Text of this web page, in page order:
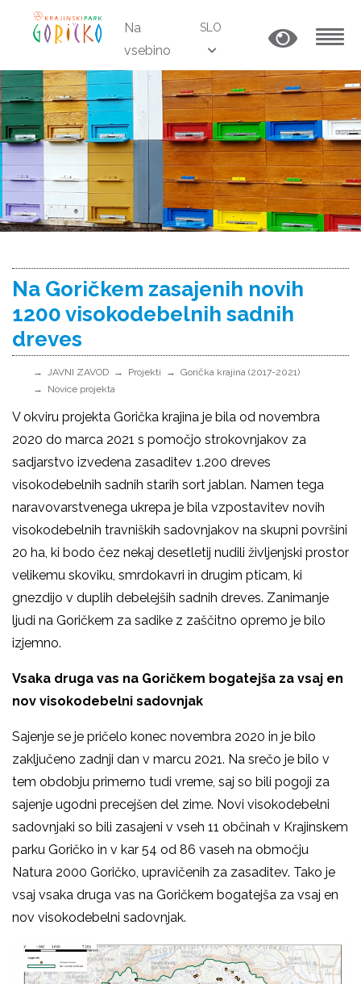
Na
vsebino
SLO
Na Goričkem zasajenih novih
1200 visokodebelnih sadnih
dreves
JAVNI ZAVOD Projekti
Gorička krajina (2017-2021)
Novice projekta
V okviru projekta Gorička krajina je bila od novembra
2020 do marca 2021 s pomočjo strokovnjakov za
sadjarstvo izvedena zasaditev 1.200 dreves
visokodebelnih sadnih starih sort jablan. Namen tega
naravovarstvenega ukrepa je bila vzpostavitev novih
visokodebelnih travniških sadovnjakov na skupni površini
20 ha, ki bodo čez nekaj desetletij nudili življenjski prostor
velikemu skoviku, smrdokavri in drugim pticam, ki
gnezdijo v duplih debelejših sadnih dreves. Zanimanje
ljudi na Goričkem za sadike z zaščitno opremo je bilo
izjemno.
Vsaka druga vas na Goričkem bogatejša za vsaj en
nov visokodebelni sadovnjak
Sajenje se je pričelo konec novembra 2020 in je bilo
zaključeno zadnji dan v marcu 2021. Na srečo je bilo v
tem obdobju primerno tudi vreme, saj so bili pogoji za
sajenje ugodni precejšen del zime. Novi visokodebelni
sadovnjaki so bili zasajeni v vseh 11 občinah v Krajinskem
parku Goričko in v kar 54 od 86 vaseh na območju
Natura 2000 Goričko, upravičenih za zasaditev. Tako je
vsaj vsaka druga vas na Goričkem bogatejša za vsaj en
nov visokodebelni sadovnjak.